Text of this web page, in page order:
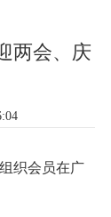
两会、庆
织会员在广